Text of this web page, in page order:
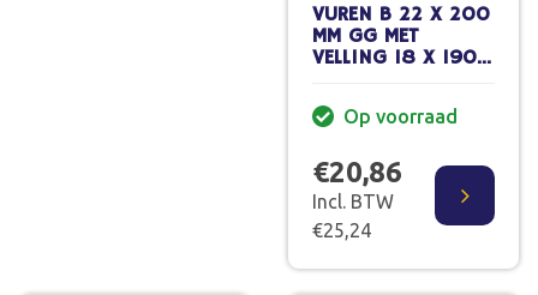
VUREN B 22 X 200
MM GG MET
VELLING 18 X 190
Op voorraad
€20,86
Incl. BTW
€25,24